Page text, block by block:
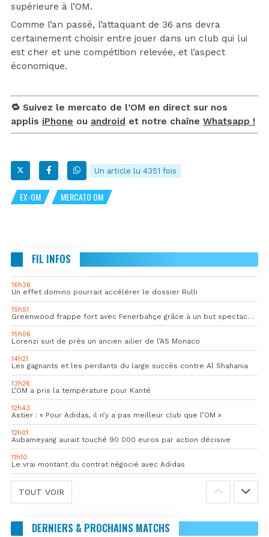
supérieure à l’OM.
Comme l’an passé, l’attaquant de 36 ans devra
certainement choisir entre jouer dans un club qui lui
est cher et une compétition relevée, et l’aspect
économique.
🔁 Suivez le mercato de l’OM en direct sur nos
applis iPhone ou android et notre chaîne Whatsapp !
Un article lu 4351 fois
EX-OM MERCATO OM
FIL INFOS
16h36
Un effet domino pourrait accélérer le dossier Rulli
15h51
Greenwood frappe fort avec Fenerbahçe grâce à un but spectaculaire
15h06
Lorenzi suit de près un ancien ailier de l’AS Monaco
14h21
Les gagnants et les perdants du large succès contre Al Shahania
13h26
L’OM a pris la température pour Kanté
12h43
Astier : « Pour Adidas, il n’y a pas meilleur club que l’OM »
12h01
Aubameyang aurait touché 90 000 euros par action décisive
11h10
Le vrai montant du contrat négocié avec Adidas
TOUT VOIR
DERNIERS & PROCHAINS MATCHS